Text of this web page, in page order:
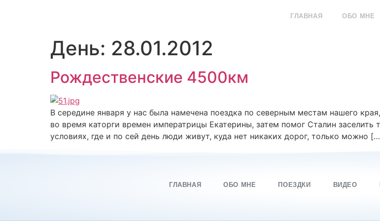
ГЛАВНАЯ ОБО МНЕ
День: 28.01.2012
Рождественские 4500км
В середине января у нас была намечена поездка по северным местам нашего
во время каторги времен императрицы Екатерины, затем помог Сталин заселить
условиях, где и по сей день люди живут, куда нет никаких дорог, только можно
ГЛАВНАЯ ОБО МНЕ ПОЕЗДКИ ВИДЕО